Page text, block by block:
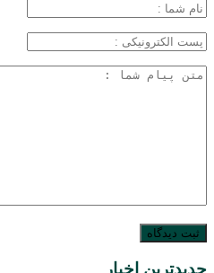
جدیدترین اخبار